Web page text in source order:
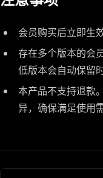
会员购买后立即生效
存在多个版本的会
低版本会自动保留
本产品不支持退款
异，确保满足使用需